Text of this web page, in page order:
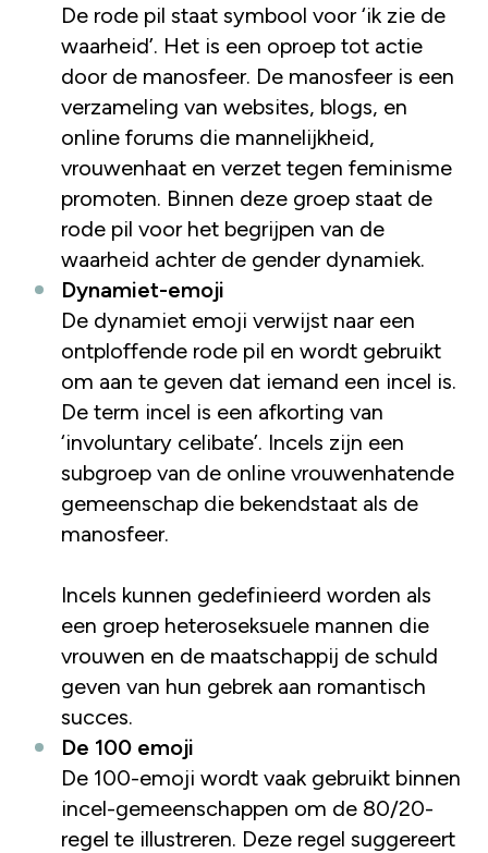
De rode pil staat symbool voor ‘ik zie de
waarheid’. Het is een oproep tot actie
door de manosfeer. De manosfeer is een
verzameling van websites, blogs, en
online forums die mannelijkheid,
vrouwenhaat en verzet tegen feminisme
promoten. Binnen deze groep staat de
rode pil voor het begrijpen van de
waarheid achter de gender dynamiek.
Dynamiet-emoji
De dynamiet emoji verwijst naar een
ontploffende rode pil en wordt gebruikt
om aan te geven dat iemand een incel is.
De term incel is een afkorting van
‘involuntary celibate’. Incels zijn een
subgroep van de online vrouwenhatende
gemeenschap die bekendstaat als de
manosfeer.
Incels kunnen gedefinieerd worden als
een groep heteroseksuele mannen die
vrouwen en de maatschappij de schuld
geven van hun gebrek aan romantisch
succes.
De 100 emoji
De 100-emoji wordt vaak gebruikt binnen
incel-gemeenschappen om de 80/20-
regel te illustreren. Deze regel suggereert